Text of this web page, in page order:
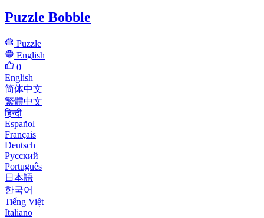
Puzzle Bobble
Puzzle
English
0
English
简体中文
繁體中文
हिन्दी
Español
Français
Deutsch
Русский
Português
日本語
한국어
Tiếng Việt
Italiano